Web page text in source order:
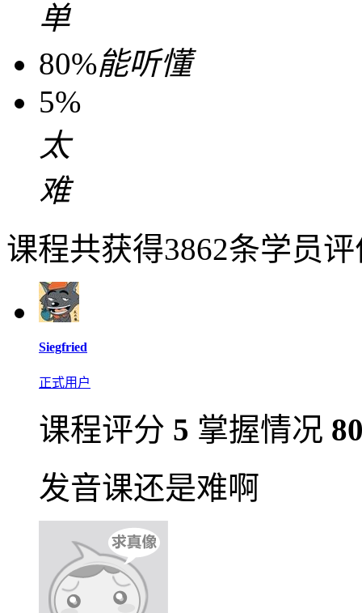
单
80%能听懂
5%
太
难
课程共获得3862条学员
Siegfried
正式用户
课程评分 5 掌握情况
发音课还是难啊